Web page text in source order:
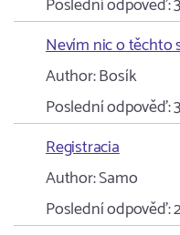
Poslední odpověď:
Nevím nic o těchto
Author:Bosík
Poslední odpověď:
Registracia
Author:Samo
Poslední odpověď: